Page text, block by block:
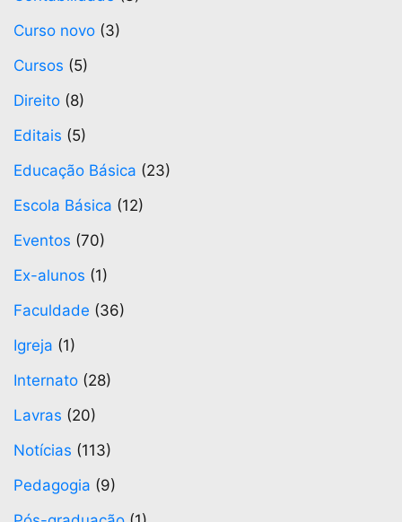
Curso novo (3)
Cursos (5)
Direito (8)
Editais (5)
Educação Básica (23)
Escola Básica (12)
Eventos (70)
Ex-alunos (1)
Faculdade (36)
Igreja (1)
Internato (28)
Lavras (20)
Notícias (113)
Pedagogia (9)